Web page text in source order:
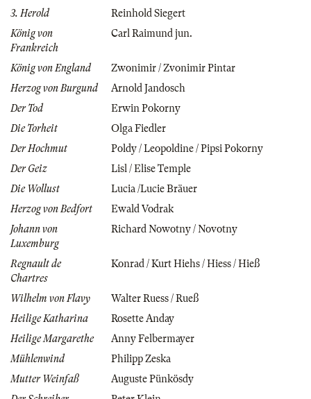
3. Herold
Reinhold Siegert
König von
Frankreich
Carl Raimund jun.
König von England
Zwonimir / Zvonimir Pintar
Herzog von Burgund
Arnold Jandosch
Der Tod
Erwin Pokorny
Die Torheit
Olga Fiedler
Der Hochmut
Poldy / Leopoldine / Pipsi Pokorny
Der Geiz
Lisl / Elise Temple
Die Wollust
Lucia /Lucie Bräuer
Herzog von Bedfort
Ewald Vodrak
Johann von
Luxemburg
Richard Nowotny / Novotny
Regnault de
Chartres
Konrad / Kurt Hiehs / Hiess / Hieß
Wilhelm von Flavy
Walter Ruess / Rueß
Heilige Katharina
Rosette Anday
Heilige Margarethe
Anny Felbermayer
Mühlenwind
Philipp Zeska
Mutter Weinfaß
Auguste Pünkösdy